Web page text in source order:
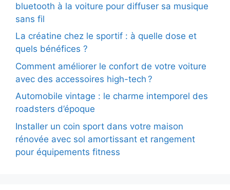
bluetooth à la voiture pour diffuser sa musique
sans fil
La créatine chez le sportif : à quelle dose et
quels bénéfices ?
Comment améliorer le confort de votre voiture
avec des accessoires high-tech ?
Automobile vintage : le charme intemporel des
roadsters d’époque
Installer un coin sport dans votre maison
rénovée avec sol amortissant et rangement
pour équipements fitness